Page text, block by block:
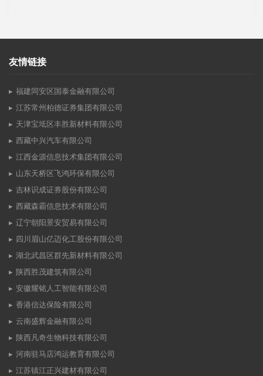
友情链接
福建同安区国泰金融有限公司
江苏常州柏德证券集团有限公司
天津宝坻区丰胜新材料有限公司
西藏中兴汽车有限公司
江西金源信息技术集团有限公司
山东天桥区飞鸿环保有限公司
吉林识成证券股份有限公司
西藏森霸信息技术有限公司
辽宁朝阳景安贸易有限公司
四川眉山亿迈化工股份有限公司
湖北武昌区群先新材料有限公司
陕西胜茂建筑有限公司
安徽耀铭人工智能有限公司
香港信达保险有限公司
云南盛辉金融有限公司
陕西凡奇生物科技有限公司
河南驻马店鸿运教育有限公司
江苏镇江正兴建材有限公司